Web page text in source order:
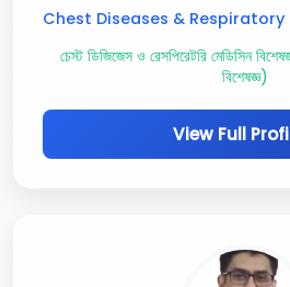
Chest Diseases &
চেস্ট ডিজিজেস ও রেসপিরেটরি মেডিসিন
বিশেষজ্ঞ)
View Full